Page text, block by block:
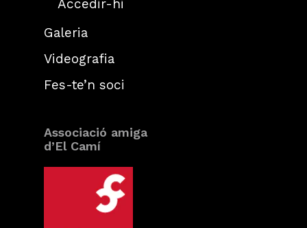
Accedir-hi
Galeria
Videografia
Fes-te’n soci
Associació amiga
d’El Camí